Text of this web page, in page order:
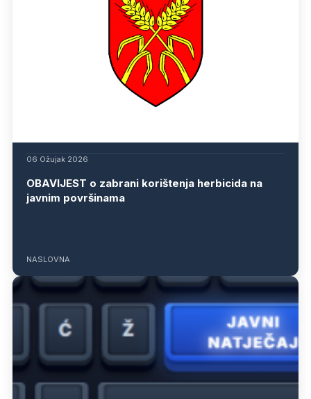
06 Ožujak 2026
OBAVIJEST o zabrani korištenja herbicida na
javnim površinama
NASLOVNA